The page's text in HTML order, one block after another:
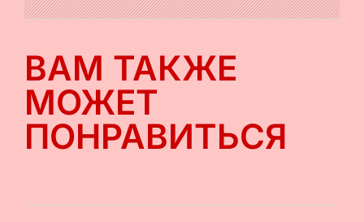
ВАМ ТАКЖЕ
МОЖЕТ
ПОНРАВИТЬСЯ